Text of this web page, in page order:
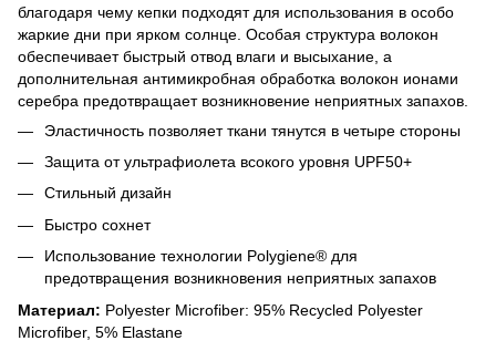
благодаря чему кепки подходят для использования в особо
жаркие дни при ярком солнце. Особая структура волокон
обеспечивает быстрый отвод влаги и высыхание, а
дополнительная антимикробная обработка волокон ионами
серебра предотвращает возникновение неприятных запахов.
Эластичность позволяет ткани тянутся в четыре стороны
Защита от ультрафиолета всокого уровня UPF50+
Стильный дизайн
Быстро сохнет
Использование технологии Polygiene® для
предотвращения возникновения неприятных запахов
Материал: Polyester Microfiber: 95% Recycled Polyester
Microfiber, 5% Elastane